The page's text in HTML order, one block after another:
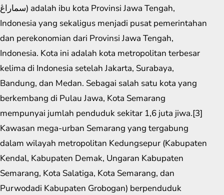
سماراڠ) adalah ibu kota Provinsi Jawa Tengah,
Indonesia yang sekaligus menjadi pusat pemerintahan
dan perekonomian dari Provinsi Jawa Tengah,
Indonesia. Kota ini adalah kota metropolitan terbesar
kelima di Indonesia setelah Jakarta, Surabaya,
Bandung, dan Medan. Sebagai salah satu kota yang
berkembang di Pulau Jawa, Kota Semarang
mempunyai jumlah penduduk sekitar 1,6 juta jiwa.[3]
Kawasan mega-urban Semarang yang tergabung
dalam wilayah metropolitan Kedungsepur (Kabupaten
Kendal, Kabupaten Demak, Ungaran Kabupaten
Semarang, Kota Salatiga, Kota Semarang, dan
Purwodadi Kabupaten Grobogan) berpenduduk